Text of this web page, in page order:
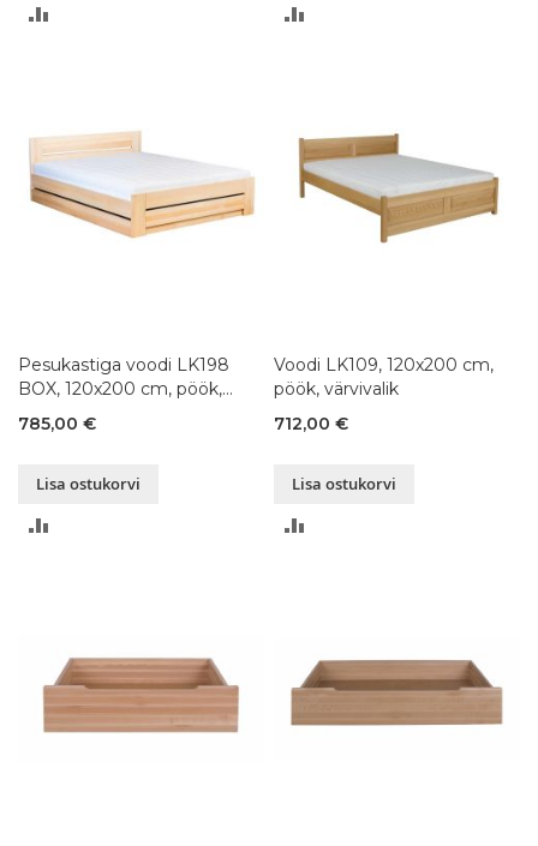
Pesukastiga voodi LK198
BOX, 120x200 cm, pöök,
värvivalik
785,00 €
Lisa ostukorvi
Voodi LK109, 120x200 cm,
pöök, värvivalik
712,00 €
Lisa ostukorvi